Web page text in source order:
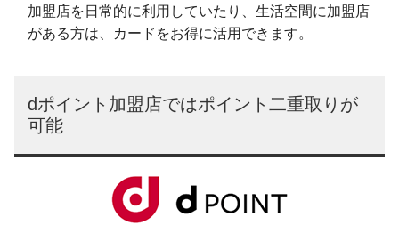
加盟店を日常的に利用していたり、生活空間に加盟店
がある方は、カードをお得に活用できます。
dポイント加盟店ではポイント二重取りが
可能